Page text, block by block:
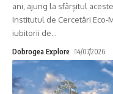
ani, ajung la sfârșitul
Institutul de Cercetări Eco-
iubitorii de…
Dobrogea Explore 14/07/2026